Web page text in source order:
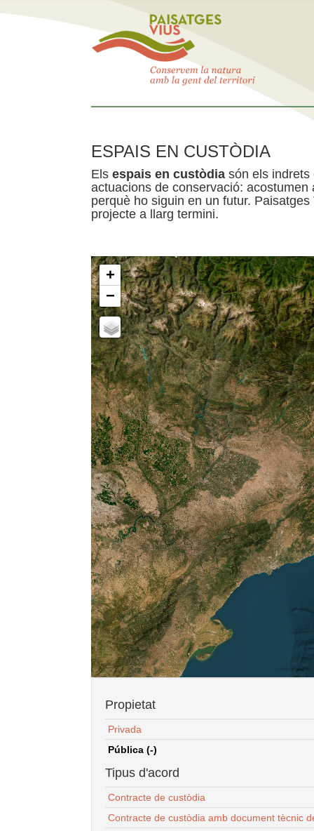
ESPAIS EN CUSTÒDIA
Els espais en custòdia són els indrets
actuacions de conservació:
perquè ho siguin en un futur.
projecte a llarg termini.
+
−
Propietat
Privada
Pública (-)
Tipus d'acord
Contracte de custòdia
Contracte de custòdia amb document tècnic